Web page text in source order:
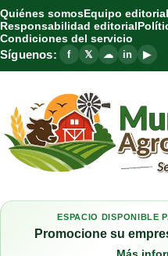
Quiénes somosEquipo editorial
Responsabilidad editorial
Condiciones del servicio
Síguenos: f 𝕏 ☁ in ▶
ESPACIO DISPONIBLE
Promocione su
Más